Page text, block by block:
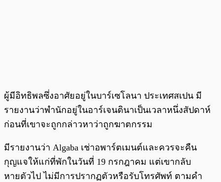
ผู้มีอิทธิพลซึ่งอาศัยอยู่ในบาร์เซโลนา ประเทศสเปน มี
รายงานว่าพำนักอยู่ในอาร์เจนตินาเป็นเวลาหนึ่งสัปดาห์
ก่อนที่เขาจะถูกกล่าวหาว่าถูกฆาตกรรม
มีรายงานว่า Algaba เช่าอพาร์ตเมนต์และควรจะคืน
กุญแจให้แก่ที่พักในวันที่ 19 กรกฎาคม แต่เขากลับ
หายตัวไป ไม่มีการปรากฏตัวหรือรับโทรศัพท์ ตามคำ